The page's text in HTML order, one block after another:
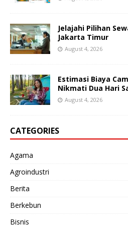
Jelajahi Pilihan
Jakarta Timur
August 4, 2026
Estimasi Biaya
Nikmati Dua Hari
August 4, 2026
CATEGORIES
Agama
Agroindustri
Berita
Berkebun
Bisnis